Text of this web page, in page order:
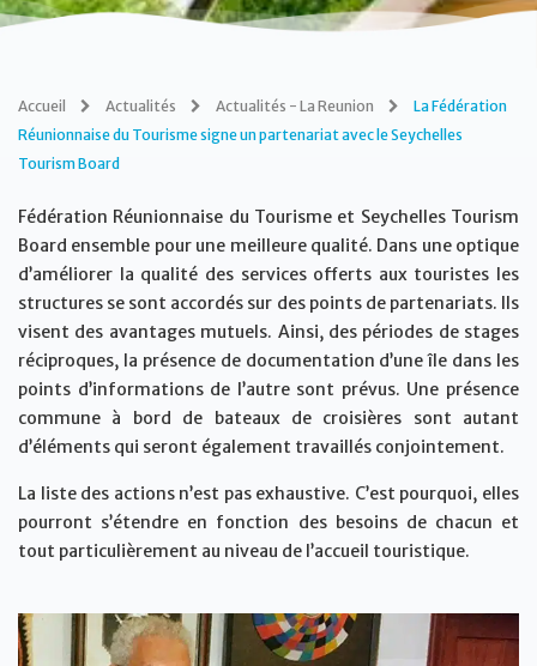
Accueil Actualités Actualités - La Reunion
La Fédération
Réunionnaise du Tourisme signe un partenariat avec le Seychelles
Tourism Board
Fédération Réunionnaise du Tourisme et Seychelles Tourism
Board ensemble pour une meilleure qualité. Dans une optique
d’améliorer la qualité des services offerts aux touristes les
structures se sont accordés sur des points de partenariats. Ils
visent des avantages mutuels. Ainsi, des périodes de stages
réciproques, la présence de documentation d’une île dans les
points d’informations de l’autre sont prévus. Une présence
commune à bord de bateaux de croisières sont autant
d’éléments qui seront également travaillés conjointement.
La liste des actions n’est pas exhaustive. C’est pourquoi, elles
pourront s’étendre en fonction des besoins de chacun et
tout particulièrement au niveau de l’accueil touristique.